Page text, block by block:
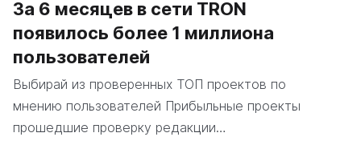
За 6 месяцев в сети TRON
появилось более 1 миллиона
пользователей
Выбирай из проверенных ТОП проектов по
мнению пользователей Прибыльные проекты
прошедшие проверку редакции…